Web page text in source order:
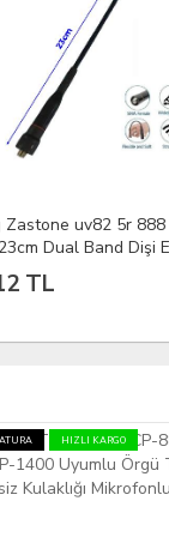
Esnek Katlanabilir
23cm Sma Dişi
TL
HIZLI KARGO